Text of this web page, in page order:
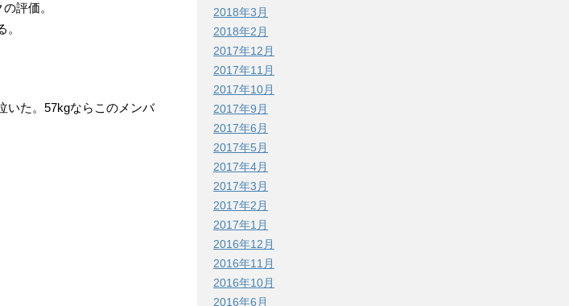
評価。
いた。57kgならこのメンバ
2018年3月
2018年2月
2017年12月
2017年11月
2017年10月
2017年9月
2017年6月
2017年5月
2017年4月
2017年3月
2017年2月
2017年1月
2016年12月
2016年11月
2016年10月
2016年6月